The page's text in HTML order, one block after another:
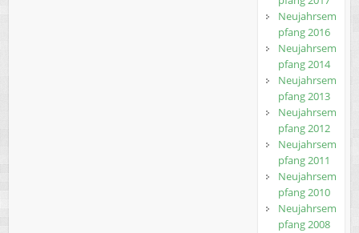
Neujahrsem
pfang 2016
Neujahrsem
pfang 2014
Neujahrsem
pfang 2013
Neujahrsem
pfang 2012
Neujahrsem
pfang 2011
Neujahrsem
pfang 2010
Neujahrsem
pfang 2008